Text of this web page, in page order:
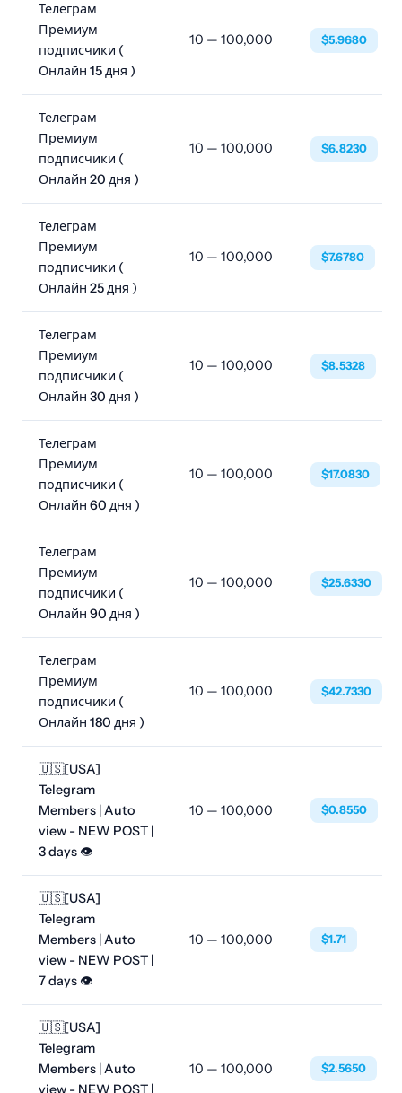
Телеграм
Премиум
подписчики (
Онлайн 15 дня )
10 — 100,000 $5.9680
Телеграм
Премиум
подписчики (
Онлайн 20 дня )
10 — 100,000 $6.8230
Телеграм
Премиум
подписчики (
Онлайн 25 дня )
10 — 100,000 $7.6780
Телеграм
Премиум
подписчики (
Онлайн 30 дня )
10 — 100,000 $8.5328
Телеграм
Премиум
подписчики (
Онлайн 60 дня )
10 — 100,000 $17.0830
Телеграм
Премиум
подписчики (
Онлайн 90 дня )
10 — 100,000 $25.6330
Телеграм
Премиум
подписчики (
Онлайн 180 дня )
10 — 100,000 $42.7330
🇺🇸[USA]
Telegram
Members | Auto
view - NEW POST |
3 days 👁
10 — 100,000 $0.8550
🇺🇸[USA]
Telegram
Members | Auto
view - NEW POST |
7 days 👁
10 — 100,000 $1.71
🇺🇸[USA]
Telegram
Members | Auto
view - NEW POST |
10 — 100,000 $2.5650